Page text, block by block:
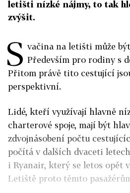
letišti nízké nájmy, to tak
zvýšit.
S vačina na letišti může
Především pro rodiny s
Přitom právě tito cestující
perspektivní.
Lidé, kteří využívají hlavně
charterové spoje, mají být
zdvojnásobení počtu
počítá v dalších dvaceti
i Ryanair, který se letos opět
Letiště proto těmto